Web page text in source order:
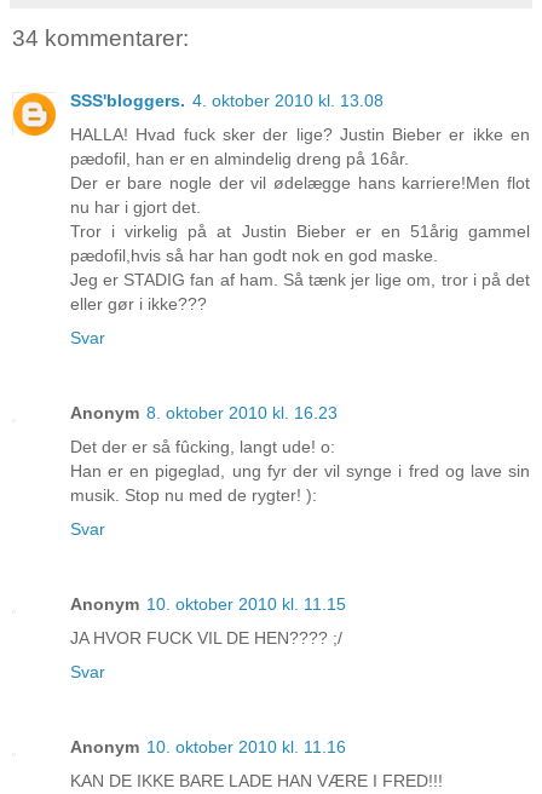
34 kommentarer:
SSS'bloggers. 4. oktober 2010 kl. 13.08
HALLA! Hvad fuck sker der lige? Justin Bieber er ikke en
pædofil, han er en almindelig dreng på 16år.
Der er bare nogle der vil ødelægge hans karriere!Men flot
nu har i gjort det.
Tror i virkelig på at Justin Bieber er en 51årig gammel
pædofil,hvis så har han godt nok en god maske.
Jeg er STADIG fan af ham. Så tænk jer lige om, tror i på det
eller gør i ikke???
Svar
Anonym 8. oktober 2010 kl. 16.23
Det der er så fûcking, langt ude! o:
Han er en pigeglad, ung fyr der vil synge i fred og lave sin
musik. Stop nu med de rygter! ):
Svar
Anonym 10. oktober 2010 kl. 11.15
JA HVOR FUCK VIL DE HEN???? ;/
Svar
Anonym 10. oktober 2010 kl. 11.16
KAN DE IKKE BARE LADE HAN VÆRE I FRED!!!